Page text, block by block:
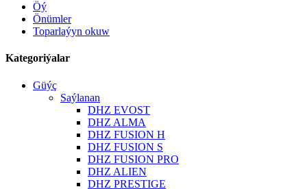
Öý
Önümler
Toparlaýyn okuw
Kategoriýalar
Güýç
Saýlanan
DHZ EVOST
DHZ ALMA
DHZ FUSION H
DHZ FUSION S
DHZ FUSION PRO
DHZ ALIEN
DHZ PRESTIGE